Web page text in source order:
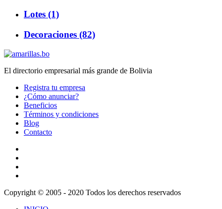
Lotes (1)
Decoraciones (82)
El directorio empresarial más grande de Bolivia
Registra tu empresa
¿Cómo anunciar?
Beneficios
Términos y condiciones
Blog
Contacto
Copyright © 2005 - 2020 Todos los derechos reservados